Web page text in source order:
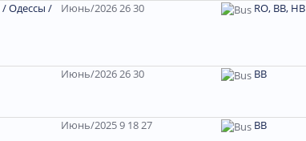
/ Одессы /
Июнь/2026 26 30 RO, BB, HB
Июнь/2026 26 30 ВВ
Июнь/2025 9 18 27 BB